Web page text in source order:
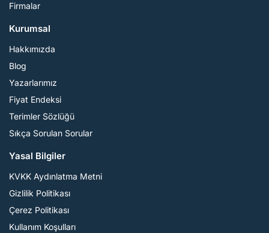
Firmalar
Kurumsal
Hakkımızda
Blog
Yazarlarımız
Fiyat Endeksi
Terimler Sözlüğü
Sıkça Sorulan Sorular
Yasal Bilgiler
KVKK Aydınlatma Metni
Gizlilik Politikası
Çerez Politikası
Kullanım Koşulları